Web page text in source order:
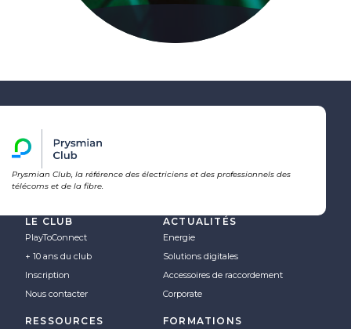
Prysmian Club, la référence des électriciens et des professionnels des
télécoms et de la fibre.
LE CLUB
PlayToConnect
+ 10 ans du club
Inscription
Nous contacter
ACTUALITÉS
Energie
Solutions digitales
Accessoires de raccordement
Corporate
RESSOURCES FORMATIONS